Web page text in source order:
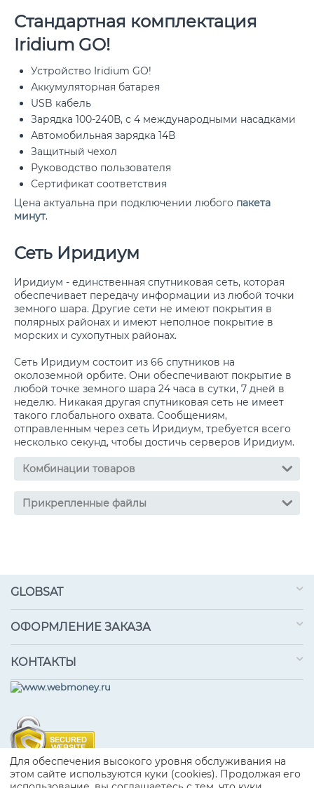
Стандартная комплектация
Iridium GO!
Устройство Iridium GO!
Аккумуляторная батарея
USB кабель
Зарядка 100-240В, с 4 международными насадками
Автомобильная зарядка 14В
Защитный чехол
Руководство пользователя
Сертификат соответствия
Цена актуальна при подключении любого пакета
минут.
Сеть Иридиум
Иридиум - единственная спутниковая сеть, которая
обеспечивает передачу информации из любой точки
земного шара. Другие сети не имеют покрытия в
полярных районах и имеют неполное покрытие в
морских и сухопутных районах.
Сеть Иридиум состоит из 66 спутников на
околоземной орбите. Они обеспечивают покрытие в
любой точке земного шара 24 часа в сутки, 7 дней в
неделю. Никакая другая спутниковая сеть не имеет
такого глобального охвата. Сообщениям,
отправленным через сеть Иридиум, требуется всего
несколько секунд, чтобы достичь серверов Иридиум.
Комбинации товаров
Прикрепленные файлы
GLOBSAT
ОФОРМЛЕНИЕ ЗАКАЗА
КОНТАКТЫ
© 2009-2026 GLOBSAT Продажа спутниковых телефонов
Для обеспечения высокого уровня обслуживания на
этом сайте используются куки (cookies). Продолжая его